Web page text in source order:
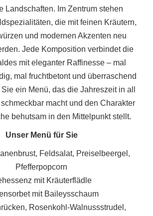
Landschaften. Im Zentrum stehen
die mit feinen Kräutern,
und modernen Akzenten neu
Jede Komposition verbindet die
mit eleganter Raffinesse – mal
mal fruchtbetont und überraschend
ein Menü, das die Jahreszeit in all
macht und den Charakter
behutsam in den Mittelpunkt stellt.
Unser Menü für Sie
Feldsalat, Preiselbeergel,
Pfefferpopcorn
mit Kräuterflädle
mit Baileysschaum
Rosenkohl-Walnussstrudel,